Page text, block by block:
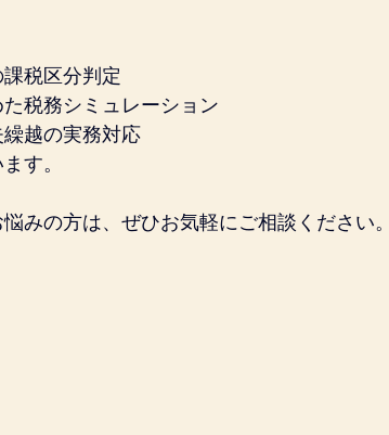
税区分判定
税務シミュレーション
越の実務対応
す。
みの方は、ぜひお気軽にご相談ください。